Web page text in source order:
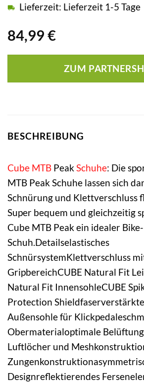
84,99 €
Lieferzeit: Lieferzeit 1-5 Tage
ZUM
BESCHREIBUNG
Cube MTB PeakSchuhe: Die
MTB Peak Schuhe lassen sich
Schnürung und Klettverschluss
Super bequem und gleichzeitig
Cube MTB Peak ein idealer Bike-
Schuh.Detailselastisches
SchnürsystemKlettverschluss
GripbereichCUBE Natural Fit
Natural Fit InnensohleCUBE
Protection
Außensohle für
Obermaterialoptimale
Luftlöcher und
Designreflektierendes